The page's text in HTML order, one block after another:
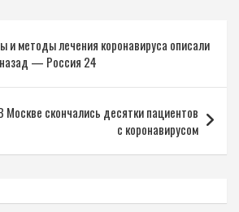
и методы лечения коронавируса описали
— Россия 24
скончались десятки пациентов
с коронавирусом